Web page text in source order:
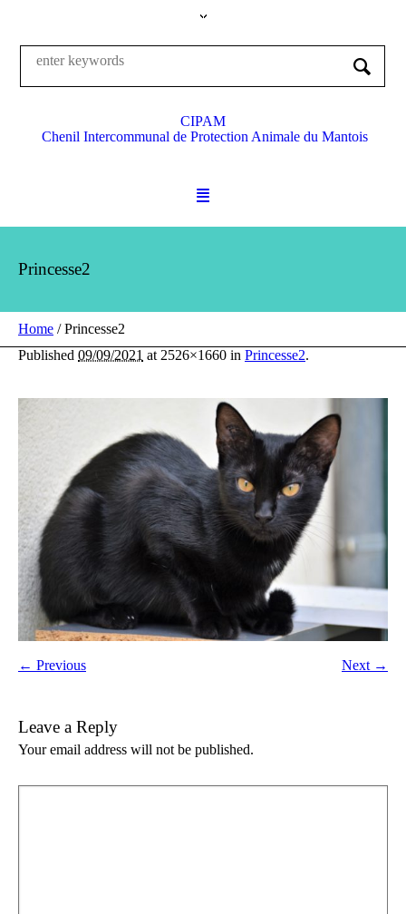
CIPAM
Chenil Intercommunal de Protection Animale du Mantois
Princesse2
Home /Princesse2
Published 09/09/2021 at 2526×1660 in Princesse2.
← Previous Next →
Leave a Reply
Your email address will not be published.